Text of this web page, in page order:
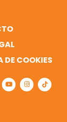
DE COOKIES